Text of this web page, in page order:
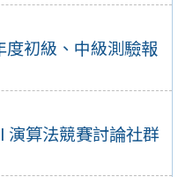
度初級、中級測驗報
演算法競賽討論社群